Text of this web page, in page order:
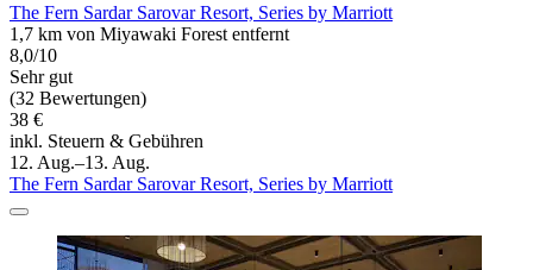
The Fern Sardar Sarovar Resort, Series by Marriott
1,7 km von Miyawaki Forest entfernt
8,0/10
Sehr gut
(32 Bewertungen)
38 €
inkl. Steuern & Gebühren
12. Aug.–13. Aug.
The Fern Sardar Sarovar Resort, Series by Marriott